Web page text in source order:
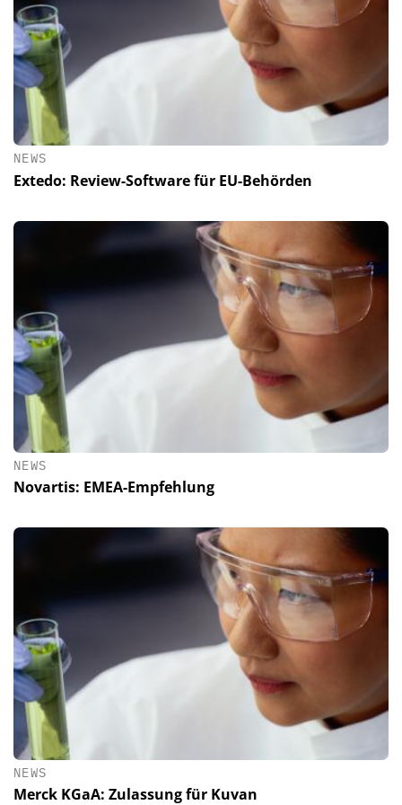
NEWS
Extedo: Review-Software für EU-Behörden
NEWS
Novartis: EMEA-Empfehlung
NEWS
Merck KGaA: Zulassung für Kuvan